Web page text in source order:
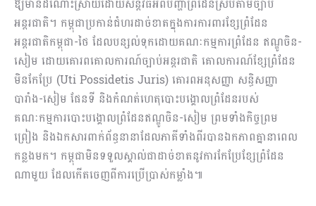
អន្តរជាតិ។ កម្ពុជាប្រកាន់ជំហរដាច់ខាតក្នុងការការពារខ្សែព្រំដែន
អន្តរជាតិកម្ពុជា-ថៃ ដែលបន្សល់ទុកដោយគណៈកម្មការព្រំដែន ឥណ្ឌូចិន-
សៀម ដោយគោរពគោលការណ៍ច្បាប់អន្តរជាតិ គោលការណ៍ខ្សែព្រំដែន
មិនកែប្រែ (Uti Possidetis Juris) គោរពអនុសញ្ញា សន្ធិសញ្ញា
បារាំង-សៀម ផែនទី និងកំណត់ហេតុបោះបង្គោលព្រំដែនរបស់
គណៈកម្មការបោះបង្គោលព្រំដែនឥណ្ឌូចិន-សៀម ព្រមទាំងកិច្ចព្រម
ព្រៀង និងឯកសារពាក់ព័ន្ធនានាដែលភាគីទាំងពីរបានឯកភាពគ្នានាពេល
កន្លងមក។ កម្ពុជាមិនទទួលស្គាល់ជាដាច់ខាតនូវការកែប្រែខ្សែព្រំដែន
ណាមួយ ដែលកើតចេញពីការប្រើប្រាស់កម្លាំង៕